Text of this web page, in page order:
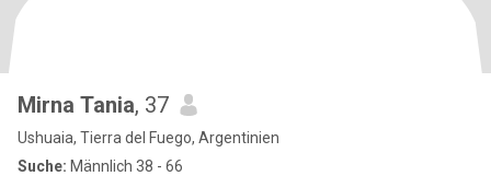
Mirna Tania, 37
Ushuaia, Tierra del Fuego, Argentinien
Suche: Männlich 38 - 66